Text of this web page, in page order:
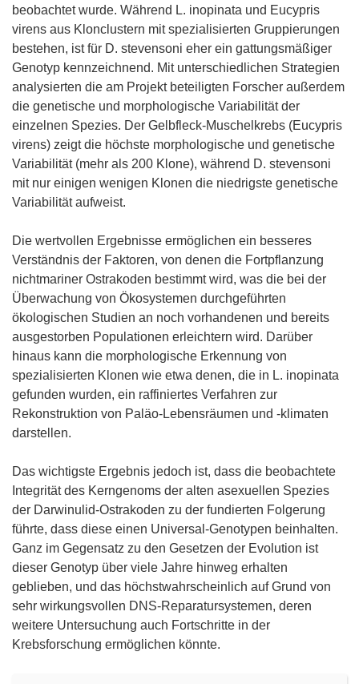
beobachtet wurde. Während L. inopinata und Eucypris
virens aus Klonclustern mit spezialisierten Gruppierungen
bestehen, ist für D. stevensoni eher ein gattungsmäßiger
Genotyp kennzeichnend. Mit unterschiedlichen Strategien
analysierten die am Projekt beteiligten Forscher außerdem
die genetische und morphologische Variabilität der
einzelnen Spezies. Der Gelbfleck-Muschelkrebs (Eucypris
virens) zeigt die höchste morphologische und genetische
Variabilität (mehr als 200 Klone), während D. stevensoni
mit nur einigen wenigen Klonen die niedrigste genetische
Variabilität aufweist.
Die wertvollen Ergebnisse ermöglichen ein besseres
Verständnis der Faktoren, von denen die Fortpflanzung
nichtmariner Ostrakoden bestimmt wird, was die bei der
Überwachung von Ökosystemen durchgeführten
ökologischen Studien an noch vorhandenen und bereits
ausgestorben Populationen erleichtern wird. Darüber
hinaus kann die morphologische Erkennung von
spezialisierten Klonen wie etwa denen, die in L. inopinata
gefunden wurden, ein raffiniertes Verfahren zur
Rekonstruktion von Paläo-Lebensräumen und -klimaten
darstellen.
Das wichtigste Ergebnis jedoch ist, dass die beobachtete
Integrität des Kerngenoms der alten asexuellen Spezies
der Darwinulid-Ostrakoden zu der fundierten Folgerung
führte, dass diese einen Universal-Genotypen beinhalten.
Ganz im Gegensatz zu den Gesetzen der Evolution ist
dieser Genotyp über viele Jahre hinweg erhalten
geblieben, und das höchstwahrscheinlich auf Grund von
sehr wirkungsvollen DNS-Reparatursystemen, deren
weitere Untersuchung auch Fortschritte in der
Krebsforschung ermöglichen könnte.